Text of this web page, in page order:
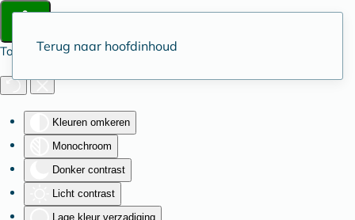
Toegankelijkheid
Kleuren omkeren
Monochroom
Donker contrast
Licht contrast
Lage kleur verzadiging
Terug naar hoofdinhoud